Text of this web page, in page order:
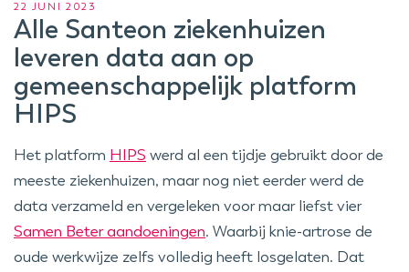
22 JUNI 2023
Alle Santeon ziekenhuizen
leveren data aan op
gemeenschappelijk platform
HIPS
Het platform HIPS werd al een tijdje gebruikt door de
meeste ziekenhuizen, maar nog niet eerder werd de
data verzameld en vergeleken voor maar liefst vier
Samen Beter aandoeningen. Waarbij knie-artrose de
oude werkwijze zelfs volledig heeft losgelaten. Dat